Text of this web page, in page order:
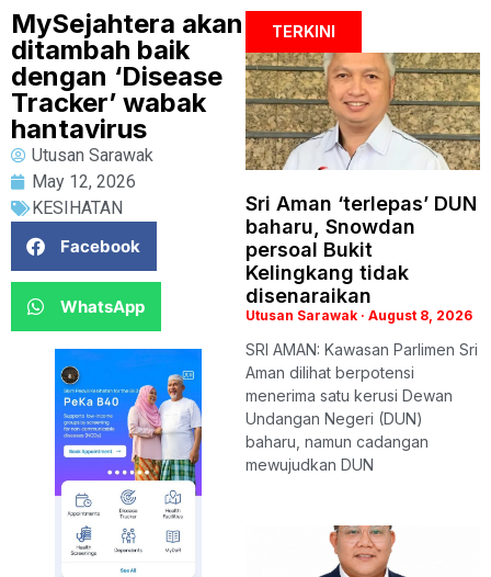
MySejahtera akan
ditambah baik
dengan ‘Disease
Tracker’ wabak
hantavirus
Utusan Sarawak
May 12, 2026
KESIHATAN
Facebook
WhatsApp
TERKINI
Sri Aman ‘terlepas’ DUN
baharu, Snowdan
persoal Bukit
Kelingkang tidak
disenaraikan
Utusan Sarawak August 8, 2026
SRI AMAN: Kawasan Parlimen Sri
Aman dilihat berpotensi
menerima satu kerusi Dewan
Undangan Negeri (DUN)
baharu, namun cadangan
mewujudkan DUN